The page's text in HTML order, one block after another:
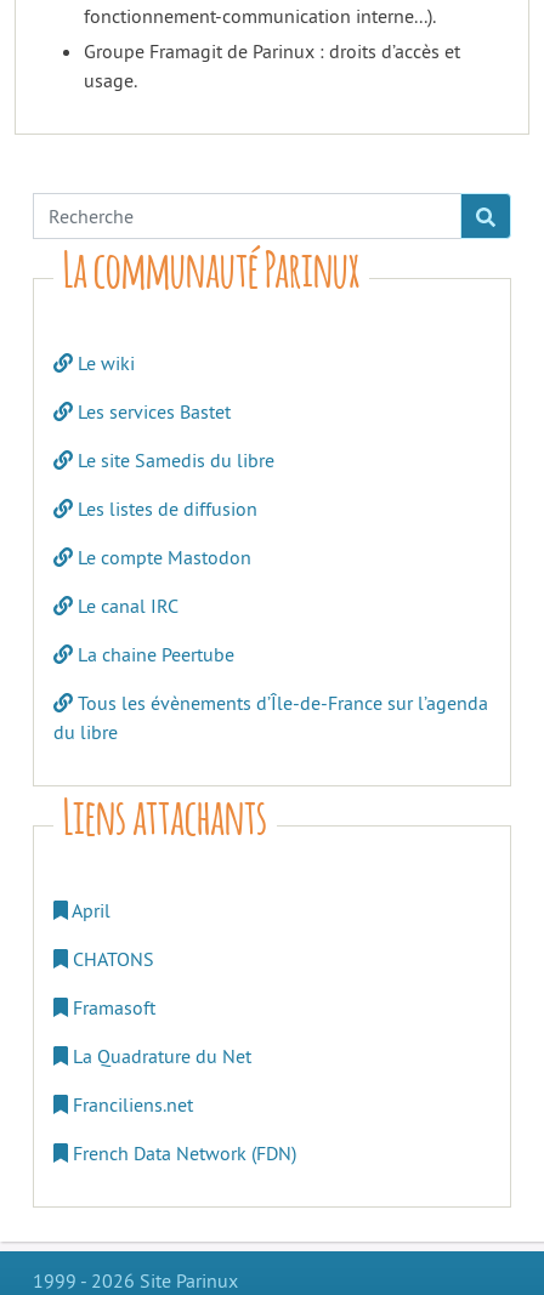
fonctionnement-communication interne...).
Groupe Framagit de Parinux : droits d’accès et
usage.
La communauté Parinux
Le wiki
Les services Bastet
Le site Samedis du libre
Les listes de diffusion
Le compte Mastodon
Le canal IRC
La chaine Peertube
Tous les évènements d’Île-de-France sur l’agenda
du libre
Liens attachants
April
CHATONS
Framasoft
La Quadrature du Net
Franciliens.net
French Data Network (FDN)
1999 - 2026 Site Parinux